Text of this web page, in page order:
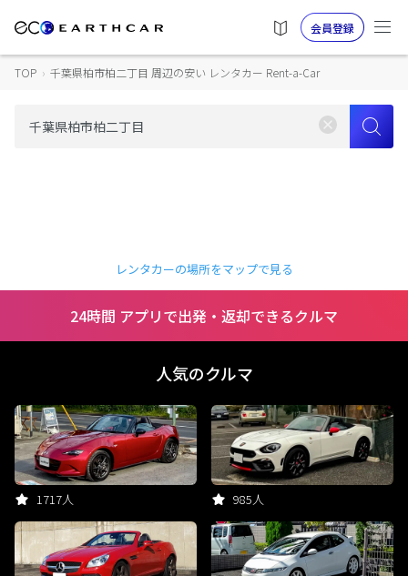
会員登録
TOP › 千葉県柏市柏二丁目 周辺の安い レンタカー Rent-a-Car
レンタカーの場所をマップで見る
24時間 アプリで出発・返却できるクルマ
人気のクルマ
1717人 985人